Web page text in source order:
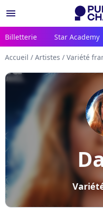
menu
Billetterie Star Academy
Accueil / Artistes / Variété